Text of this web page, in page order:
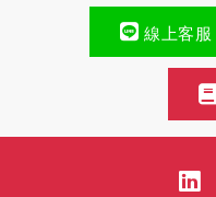
線上客服